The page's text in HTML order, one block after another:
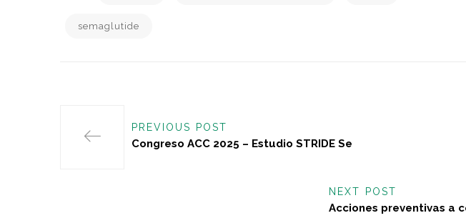
semaglutide
PREVIOUS POST
Congreso ACC 2025 – Estudio STRIDE Se
NEXT POST
Acciones preventivas a